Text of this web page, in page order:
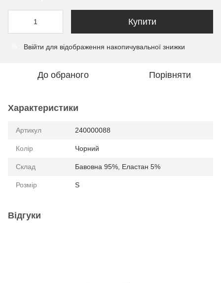
Купити
Ввійти для відображення накопичувальної знижки
До обраного Порівняти
Характеристики
Артикул 240000088
Колір Чорний
Склад Бавовна 95%, Еластан 5%
Розмір S
Відгуки